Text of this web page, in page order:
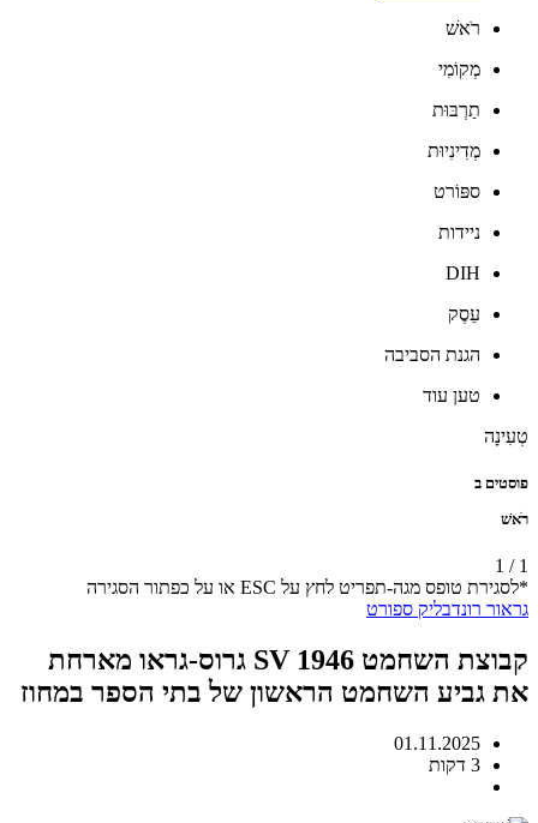
רֹאשׁ
מְקוֹמִי
תַרְבּוּת
מְדִינִיוּת
ספּוֹרט
ניידות
DIH
עֵסֶק
הגנת הסביבה
טען עוד
טְעִינָה
פוסטים ב
רֹאשׁ
1
/
1
*לסגירת טופס מגה-תפריט לחץ על ESC או על כפתור הסגירה
גראור רונדבליק ספורט
קבוצת השחמט SV 1946 גרוס-גראו מארחת
את גביע השחמט הראשון של בתי הספר במחוז
01.11.2025
3 דקות